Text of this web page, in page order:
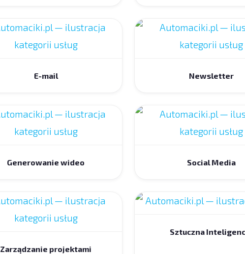
E-mail Newsletter
Generowanie wideo Social Media
Zarządzanie projektami
Sztuczna